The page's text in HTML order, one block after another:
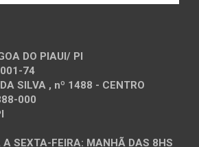
DO PIAUI/ PI
74
SILVA , nº 1488 - CENTRO
000
A SEXTA-FEIRA: MANHÃ DAS 8HS